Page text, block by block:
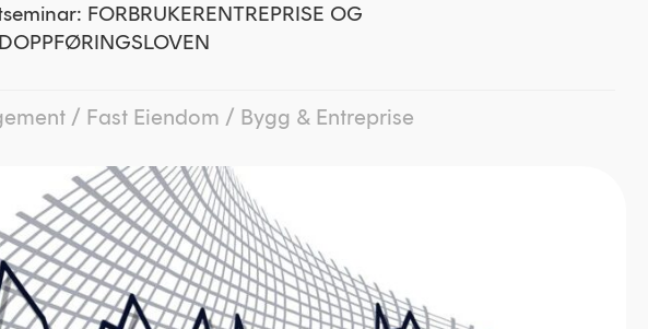
FORBRUKERENTREPRISE OG
/ Fast Eiendom / Bygg & Entreprise